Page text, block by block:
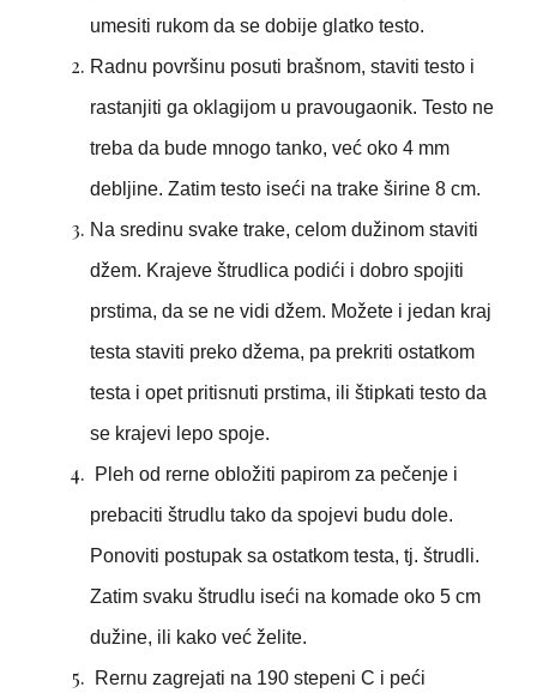
umesiti rukom da se dobije glatko testo.
Radnu površinu posuti brašnom, staviti testo i
rastanjiti ga oklagijom u pravougaonik. Testo ne
treba da bude mnogo tanko, već oko 4 mm
debljine. Zatim testo iseći na trake širine 8 cm.
Na sredinu svake trake, celom dužinom staviti
džem. Krajeve štrudlica podići i dobro spojiti
prstima, da se ne vidi džem. Možete i jedan kraj
testa staviti preko džema, pa prekriti ostatkom
testa i opet pritisnuti prstima, ili štipkati testo da
se krajevi lepo spoje.
Pleh od rerne obložiti papirom za pečenje i
prebaciti štrudlu tako da spojevi budu dole.
Ponoviti postupak sa ostatkom testa, tj. štrudli.
Zatim svaku štrudlu iseći na komade oko 5 cm
dužine, ili kako već želite.
Rernu zagrejati na 190 stepeni C i peći